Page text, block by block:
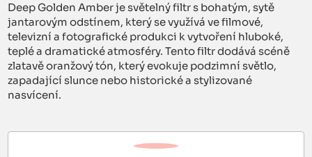
Deep Golden Amber je světelný filtr s bohatým, sytě
jantarovým odstínem, který se využívá ve filmové,
televizní a fotografické produkci k vytvoření hluboké,
teplé a dramatické atmosféry. Tento filtr dodává scéně
zlatavě oranžový tón, který evokuje podzimní světlo,
zapadající slunce nebo historické a stylizované
nasvícení.